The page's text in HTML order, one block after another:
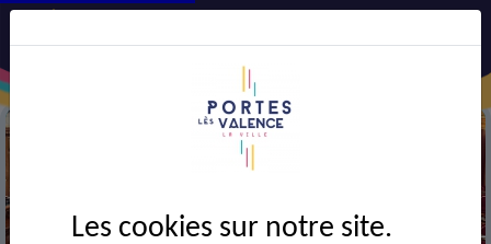
Les cookies sur notre site.